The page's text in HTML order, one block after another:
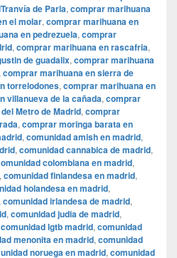
de Parla, comprar marihuana
el molar, comprar marihuana en
en pedrezuela, comprar
, comprar marihuana en rascafria,
de guadalix, comprar marihuana
comprar marihuana en sierra de
torrelodones, comprar marihuana en
villanueva de la cañada, comprar
Metro de Madrid, comprar
, comprar moringa barata en
, comunidad amish en madrid,
, comunidad cannabica de madrid,
colombiana en madrid,
, comunidad finlandesa en madrid,
holandesa en madrid,
comunidad irlandesa de madrid,
, comunidad judia de madrid,
comunidad lgtb madrid, comunidad
menonita en madrid, comunidad
noruega en madrid, comunidad